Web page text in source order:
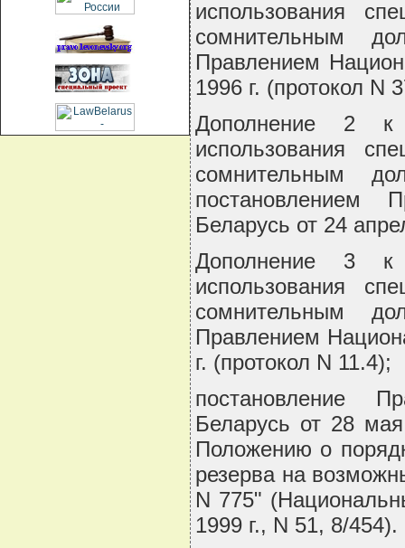
использования
сомнительным
Правлением
1996 г. (протокол N
Дополнение 2
использования
сомнительным
постановлением
Беларусь от 24
Дополнение 3
использования
сомнительным
Правлением
г. (протокол N 11.4);
постановление
Беларусь от 28
Положению о
резерва на
N 775"
1999 г., N 51, 8/454).